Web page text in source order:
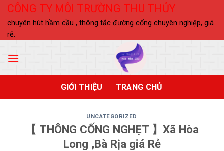
Skip
content
CÔNG TY MÔI TRƯỜNG THU THỦY
chuyên hút hầm cầu , thông tắc đường cống chuyên nghiệp, giá
rẽ.
GIỚI THIỆU TRANG CHỦ
UNCATEGORIZED
【 THÔNG CỐNG NGHẸT 】Xã Hòa
Long ,Bà Rịa giá Rẻ